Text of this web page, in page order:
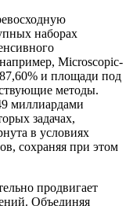
наборах
Microscopic-
и площади под
методы.
миллиардами
задачах,
в условиях
сохраняя при этом
продвигает
Объединяя